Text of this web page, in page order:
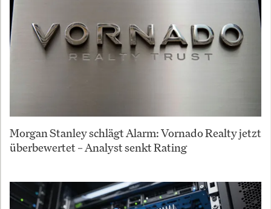
Morgan Stanley schlägt Alarm: Vornado Realty jetzt
überbewertet – Analyst senkt Rating